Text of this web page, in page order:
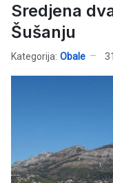
Sredjena
Šušanju
Kategorija: Obale